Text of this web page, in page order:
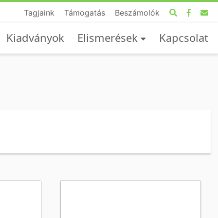
Tagjaink Támogatás Beszámolók
Kiadványok Elismerések Kapcsolat